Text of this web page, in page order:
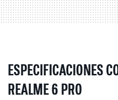
ESPECIFICACIONES
REALME 6 PRO